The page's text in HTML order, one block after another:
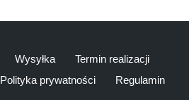
Wysyłka
Termin realizacji
Polityka prywatności Regulamin